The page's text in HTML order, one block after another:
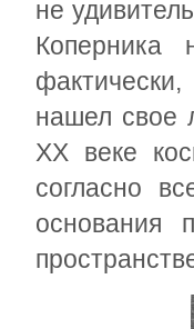
не
Коперника
нашел свое
XX веке
согласно
основания